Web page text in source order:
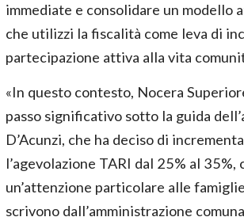
immediate e consolidare un modello
che utilizzi la fiscalità come leva di
partecipazione attiva alla vita
«In questo contesto, Nocera
passo significativo sotto la guida
D’Acunzi, che ha deciso di
l’agevolazione TARI dal 25% al 35%,
un’attenzione particolare alle
scrivono dall’amministrazione